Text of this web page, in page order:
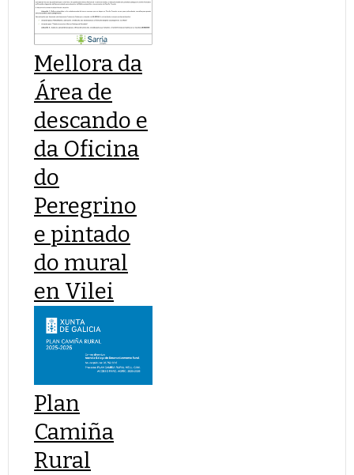
Mellora da
Área de
descando e
da Oficina
do
Peregrino
e pintado
do mural
en Vilei
Plan
Camiña
Rural